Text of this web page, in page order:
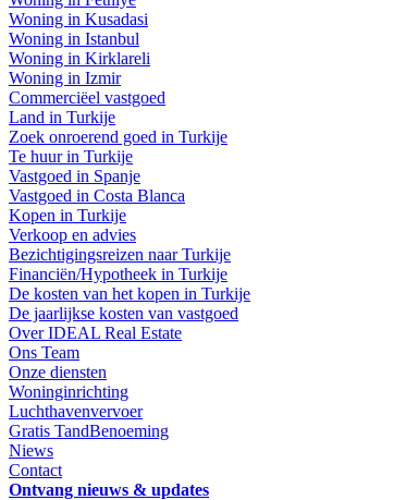
Woning in Kusadasi
Woning in Istanbul
Woning in Kirklareli
Woning in Izmir
Commerciëel vastgoed
Land in Turkije
Zoek onroerend goed in Turkije
Te huur in Turkije
Vastgoed in Spanje
Vastgoed in Costa Blanca
Kopen in Turkije
Verkoop en advies
Bezichtigingsreizen naar Turkije
Financiën/Hypotheek in Turkije
De kosten van het kopen in Turkije
De jaarlijkse kosten van vastgoed
Over IDEAL Real Estate
Ons Team
Onze diensten
Woninginrichting
Luchthavenvervoer
Gratis TandBenoeming
Niews
Contact
Ontvang nieuws & updates